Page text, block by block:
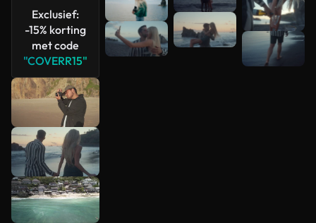
Exclusief:
-15% korting
met code
"COVERR15"